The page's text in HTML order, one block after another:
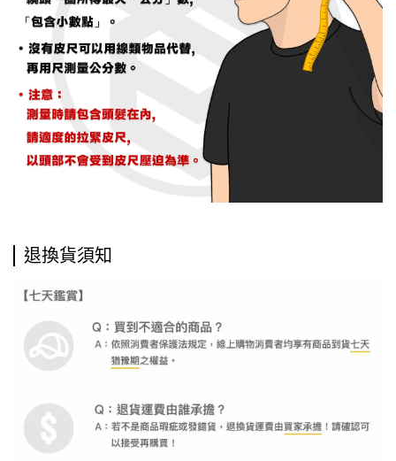
退換貨須知